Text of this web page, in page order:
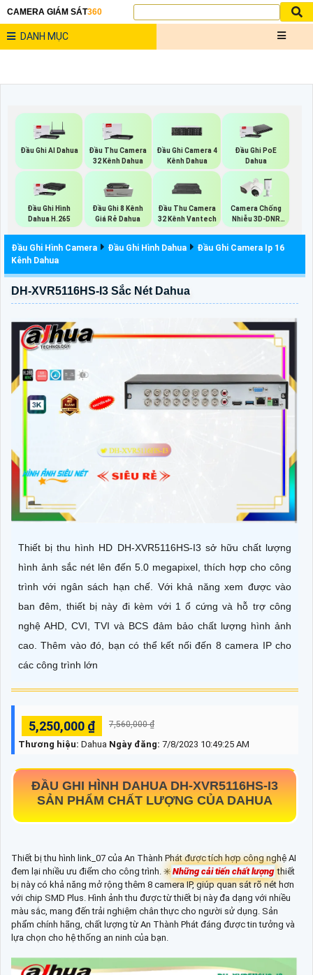
CAMERA GIÁM SÁT360
DANH MỤC
Đầu Ghi AI Dahua
Đầu Thu Camera
32 Kênh Dahua
Đầu Ghi Camera 4
Kênh Dahua
Đầu Ghi PoE
Dahua
Đầu Ghi Hình
Dahua H.265
Đầu Ghi 8 Kênh
Giá Rẻ Dahua
Đầu Thu Camera
32 Kênh Vantech
Camera Chống
Nhiễu 3D-DNR
Dahua
Đầu Ghi Hình Camera Đầu Ghi Hình Dahua
Đầu Ghi Camera Ip 16
Kênh Dahua
DH-XVR5116HS-I3 Sắc Nét Dahua
Thiết bị thu hình HD DH-XVR5116HS-I3 sở hữu chất lượng
hình ảnh sắc nét lên đến 5.0 megapixel, thích hợp cho công
trình với ngân sách hạn chế. Với khả năng xem được vào
ban đêm, thiết bị này đi kèm với 1 ổ cứng và hỗ trợ công
nghệ AHD, CVI, TVI và BCS đảm bảo chất lượng hình ảnh
cao. Thêm vào đó, bạn có thể kết nối đến 8 camera IP cho
các công trình lớn
5,250,000 ₫ 7,560,000 ₫
Thương hiệu: Dahua Ngày đăng: 7/8/2023 10:49:25 AM
ĐẦU GHI HÌNH DAHUA DH-XVR5116HS-I3
SẢN PHẨM CHẤT LƯỢNG CỦA DAHUA
Thiết bị thu hình link_07 của An Thành Phát được tích hợp công nghệ AI
đem lại nhiều ưu điểm cho công trình. ✳️ Những cải tiến chất lượng thiết
bị này có khả năng mở rộng thêm 8 camera IP, giúp quan sát rõ nét hơn
với chip SMD Plus. Hình ảnh thu được từ thiết bị này đa dạng với nhiều
màu sắc, mang đến trải nghiệm chân thực cho người sử dụng. Sản
phẩm chính hãng, chất lượng từ An Thành Phát đáng được tin tưởng và
lựa chọn cho hệ thống an ninh của bạn.